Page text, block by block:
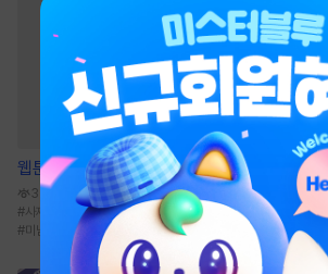
웹툰 탑알바입니다
344.8만
#사제관계 트라우마 #
개그/코믹
#미남공 모럴리스
#능력녀
#소유욕/
# 첫사랑
#상처녀
다정남
능력남
계략남
#직진남